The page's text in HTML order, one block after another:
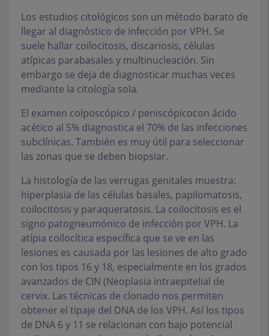
Los estudios citológicos son un método barato de
llegar al diagnóstico de infección por VPH. Se
suele hallar coilocitosis, discariosis, células
atípicas parabasales y multinucleación. Sin
embargo se deja de diagnosticar muchas veces
mediante la citología sola.
El examen colposcópico / peniscópicocon ácido
acético al 5% diagnostica el 70% de las infecciones
subclínicas. También es muy útil para seleccionar
las zonas que se deben biopsiar.
La histología de las verrugas genitales muestra:
hiperplasia de las células basales, papilomatosis,
coilocitosis y paraqueratosis. La coilocitosis es el
signo patogneumónico de infección por VPH. La
atípia coilocítica específica que se ve en las
lesiones es causada por las lesiones de alto grado
con los tipos 16 y 18, especialmente en los grados
avanzados de CIN (Neoplasia intraepitelial de
cervix. Las técnicas de clonado nos permiten
obtener el tipaje del DNA de los VPH. Así los tipos
de DNA 6 y 11 se relacionan con bajo potencial